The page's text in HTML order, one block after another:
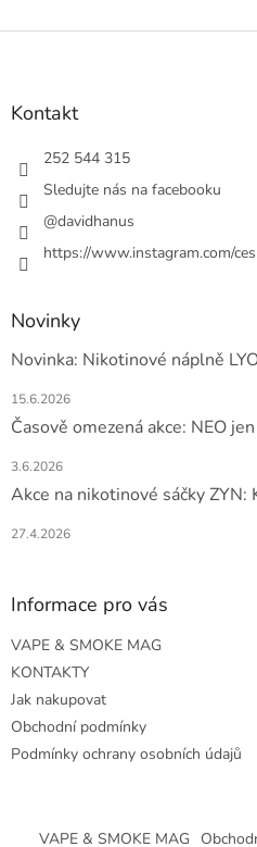
Z
Kontakt
252 544 315
Sledujte nás na facebooku
@davidhanus
https://www.instagram.com/
Novinky
Novinka: Nikotinové náplně
15.6.2026
Časově omezená akce: NEO
3.6.2026
Akce na nikotinové sáčky
27.4.2026
Informace pro vás
VAPE & SMOKE MAG
KONTAKTY
Jak nakupovat
Obchodní podmínky
Podmínky ochrany osobních údajů
VAPE & SMOKE MAG